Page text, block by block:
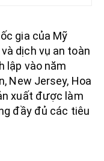
gia của Mỹ
dịch vụ an toàn
lập vào năm
New Jersey, Hoa
xuất được làm
đầy đủ các tiêu